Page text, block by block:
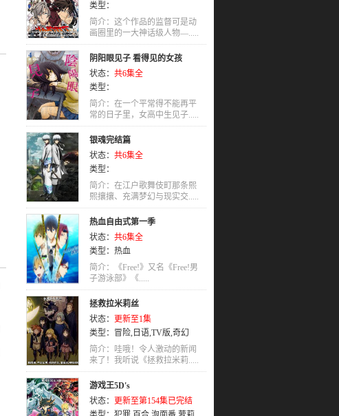
类型：
简介：这个作品的监督可是动
画圈里的一大神话级人物—.....
阴阳眼见子 看得见的女孩
状态： 共6集全
类型：
简介：在一个平常得不能再平
常的日子里，女高中生见子.....
银魂完结篇
状态： 共6集全
类型：
简介：在江户歌舞伎町那条熙
熙攘攘、充满梦幻与现实交.....
热血自由式第一季
状态： 共6集全
类型： 热血
简介：《Free!》又名《Free!男
子游泳部》《.....
拯救拉米莉丝
状态： 更新至1集
类型： 冒险, 日语,TV版,奇幻
简介：哇哦！令人激动的新闻
来了！我听说《拯救拉米莉.....
游戏王5D's
状态： 更新至第154集已完结